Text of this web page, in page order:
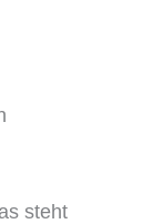
steht